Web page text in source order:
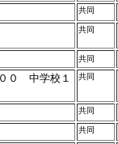
共同
共同
共同
０ 中学校１
共同
共同
共同